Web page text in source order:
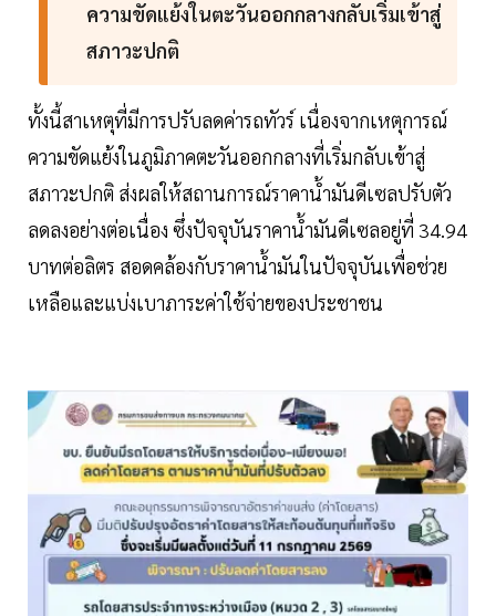
ความขัดแย้งในตะวันออกกลางกลับเริ่มเข้าสู่
สภาวะปกติ
ทั้งนี้สาเหตุที่มีการปรับลดค่ารถทัวร์ เนื่องจากเหตุการณ์
ความขัดแย้งในภูมิภาคตะวันออกกลางที่เริ่มกลับเข้าสู่
สภาวะปกติ ส่งผลให้สถานการณ์ราคาน้ำมันดีเซลปรับตัว
ลดลงอย่างต่อเนื่อง ซึ่งปัจจุบันราคาน้ำมันดีเซลอยู่ที่ 34.94
บาทต่อลิตร สอดคล้องกับราคาน้ำมันในปัจจุบันเพื่อช่วย
เหลือและแบ่งเบาภาระค่าใช้จ่ายของประชาชน